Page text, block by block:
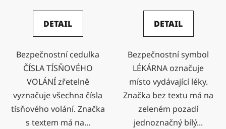
DETAIL
Bezpečnostní cedulka
ČÍSLA TÍSŇOVÉHO
VOLÁNÍ zřetelně
vyznačuje všechna čísla
tísňového volání. Značka
s textem má na...
DETAIL
Bezpečnostní symbol
LÉKÁRNA označuje
místo vydávající léky.
Značka bez textu má na
zeleném pozadí
jednoznačný bílý...